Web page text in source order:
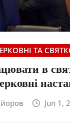
ТА
в
Jun 1,